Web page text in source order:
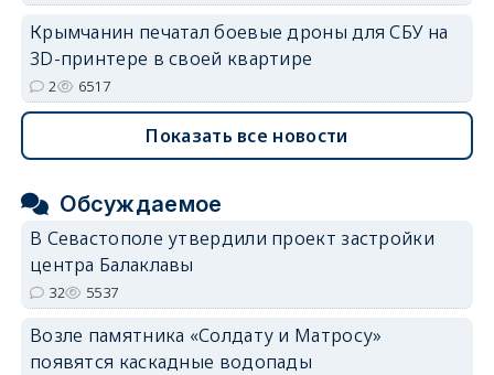
Крымчанин печатал боевые дроны для СБУ на
3D-принтере в своей квартире
2 6517
Показать все новости
Обсуждаемое
В Севастополе утвердили проект застройки
центра Балаклавы
32 5537
Возле памятника «Солдату и Матросу»
появятся каскадные водопады